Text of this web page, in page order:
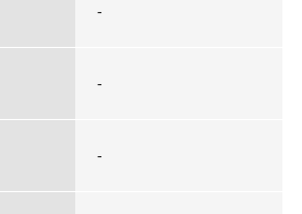
-
-
-